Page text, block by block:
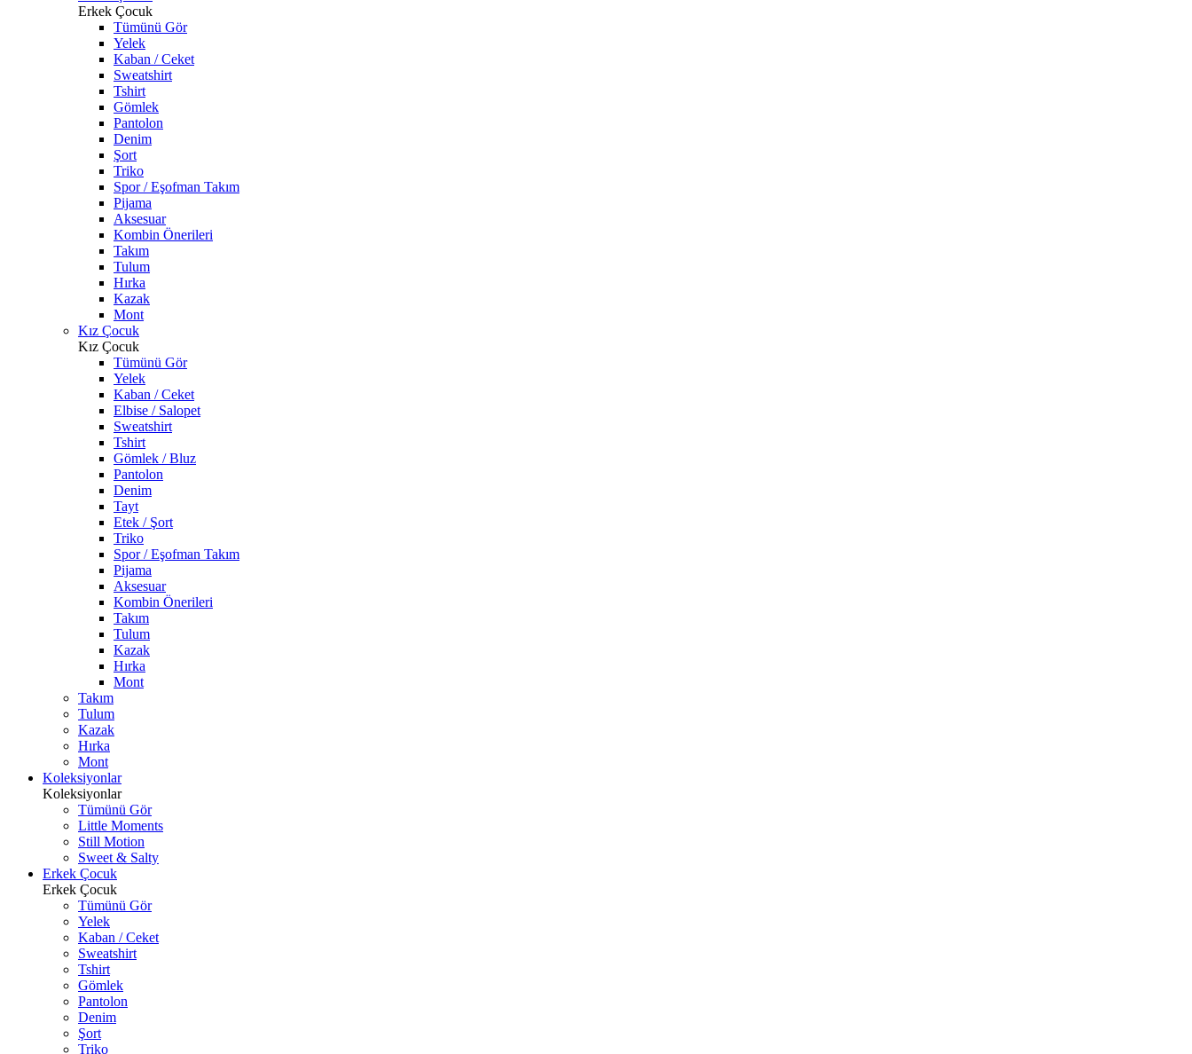
Erkek Çocuk
Tümünü Gör
Yelek
Kaban / Ceket
Sweatshirt
Tshirt
Gömlek
Pantolon
Denim
Şort
Triko
Spor / Eşofman Takım
Pijama
Aksesuar
Kombin Önerileri
Takım
Tulum
Hırka
Kazak
Mont
Kız Çocuk
Kız Çocuk
Tümünü Gör
Yelek
Kaban / Ceket
Elbise / Salopet
Sweatshirt
Tshirt
Gömlek / Bluz
Pantolon
Denim
Tayt
Etek / Şort
Triko
Spor / Eşofman Takım
Pijama
Aksesuar
Kombin Önerileri
Takım
Tulum
Kazak
Hırka
Mont
Takım
Tulum
Kazak
Hırka
Mont
Koleksiyonlar
Koleksiyonlar
Tümünü Gör
Little Moments
Still Motion
Sweet & Salty
Erkek Çocuk
Erkek Çocuk
Tümünü Gör
Yelek
Kaban / Ceket
Sweatshirt
Tshirt
Gömlek
Pantolon
Denim
Şort
Triko